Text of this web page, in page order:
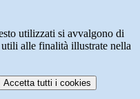
utilizzati si avvalgono di
alle finalità illustrate nella
Accetta tutti i cookies